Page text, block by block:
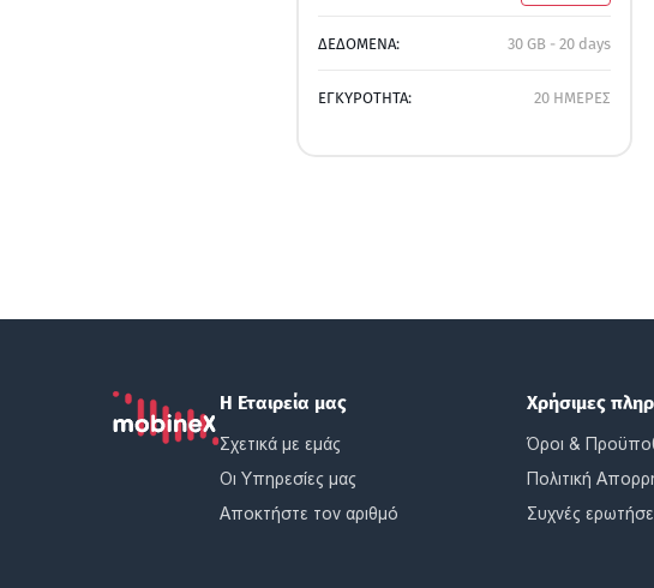
ΔΕΔΟΜΕΝΑ: 30 GB - 20 days
ΕΓΚΥΡΟΤΗΤΑ: 20 ΗΜΕΡΕΣ
Η Εταιρεία μας
Σχετικά με εμάς
Οι Υπηρεσίες μας
Αποκτήστε τον αριθμό
Χρήσιμες
Όροι &
Πολιτική
Συχνές